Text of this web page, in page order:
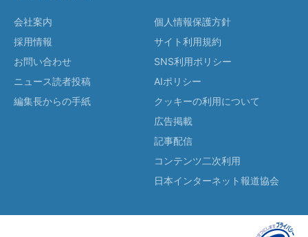
会社案内
採用情報
お問い合わせ
ニュース読者投稿
編集長からの手紙
個人情報保護方針
サイト利用規約
SNS利用ポリシー
AIポリシー
クッキーの利用について
広告掲載
記事配信
コンテンツ二次利用
日本インターネット報道協会